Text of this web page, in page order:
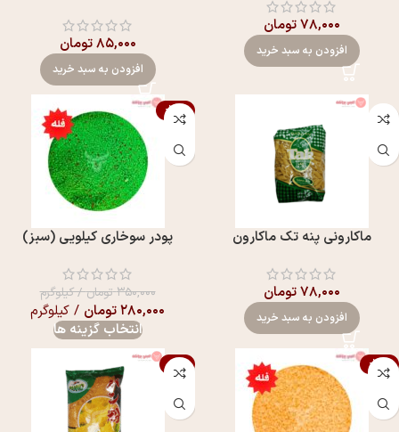
۷۸,۰۰۰تومان
افزودن به سبد خرید ۸۵,۰۰۰تومان
افزودن به سبد خرید
ماکارونی پنه تک ماکارون
۷۸,۰۰۰تومان
افزودن به سبد خرید
-20%
پودر سوخاری کیلویی (سبز)
۳۵۰,۰۰۰تومان/ کیلوگرم
۲۸۰,۰۰۰تومان / کیلوگرم
انتخاب گزینه ها
-20%
-2%